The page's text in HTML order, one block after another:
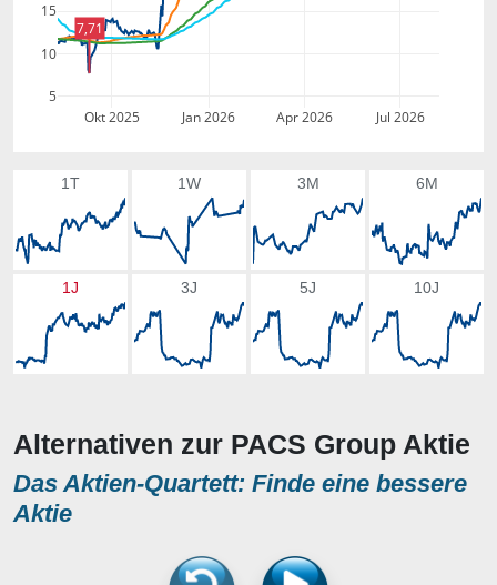
Okt 2025 Jan 2026 Apr 2026 Jul 2026
5
10
15
7,71
1T 1W 3M 6M
1J 3J 5J 10J
Alternativen zur PACS Group Aktie
Das Aktien-Quartett: Finde eine bessere
Aktie